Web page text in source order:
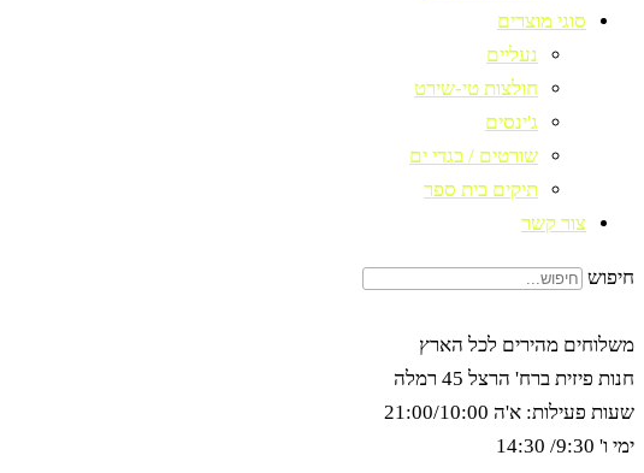
סוגי מוצרים
נעליים
חולצות טי-שירט
ג'ינסים
שורטים / בגדי ים
תיקים בית ספר
צור קשר
חיפוש
משלוחים מהירים לכל הארץ
חנות פיזית ברח' הרצל 45 רמלה
שעות פעילות: א'ה 21:00/10:00
ימי ו' 9:30/ 14:30